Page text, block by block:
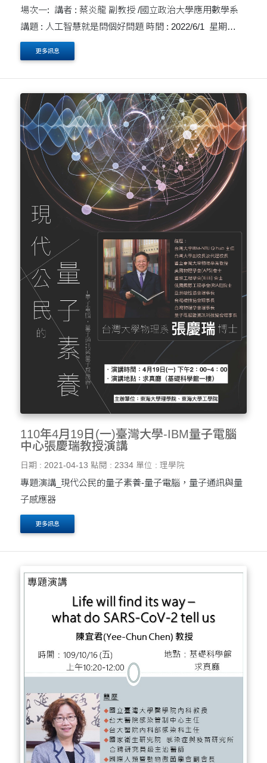
場次一: 講者 : 蔡炎龍 副教授 /國立政治大學應用數學系
講題 : 人工智慧就是問個好問題 時間 : 2022/6/1 星期
三 10:20-11:10 線上演講 [平台 : TEAMS] ....
更多訊息
110年4月19日(一)臺灣大學-IBM量子電腦
中心張慶瑞教授演講
日期 : 2021-04-13 點閱 : 2334 單位 : 理學院
專題演講_現代公民的量子素養-量子電腦，量子通訊與量
子感應器
更多訊息